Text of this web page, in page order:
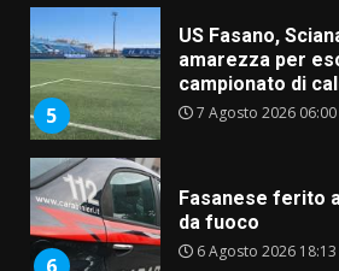
5
US Fasano,
amarezza per
campionato di
7 Agosto 2026 06:00
Fasanese ferito
da fuoco
6 Agosto 2026 18:13